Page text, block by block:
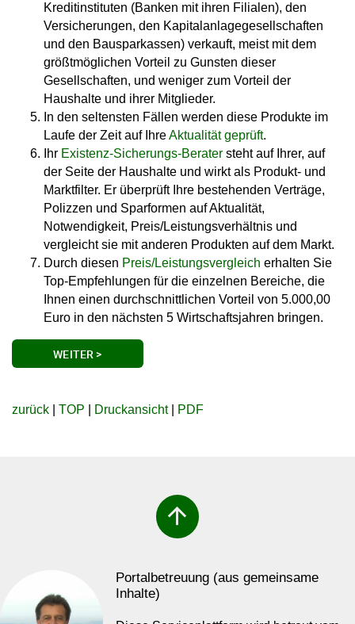
Kreditinstituten (Banken mit ihren Filialen), den
Versicherungen, den Kapitalanlagegesellschaften
und den Bausparkassen) verkauft, meist mit dem
größtmöglichen Vorteil zu Gunsten dieser
Gesellschaften, und weniger zum Vorteil der
Haushalte und ihrer Mitglieder.
In den seltensten Fällen werden diese Produkte im
Laufe der Zeit auf IhreAktualität geprüft.
Ihr Existenz-Sicherungs-Berater steht auf Ihrer, auf
der Seite der Haushalte und wirkt als Produkt- und
Marktfilter. Er überprüft Ihre bestehenden Verträge,
Polizzen und Sparformen auf Aktualität,
Notwendigkeit, Preis/Leistungsverhältnis und
vergleicht sie mit anderen Produkten auf dem Markt.
Durch diesen Preis/Leistungsvergleich erhalten Sie
Top-Empfehlungen für die einzelnen Bereiche, die
Ihnen einen durchschnittlichen Vorteil von 5.000,00
Euro in den nächsten 5 Wirtschaftsjahren bringen.
WEITER >
zurück TOP Druckansicht| PDF
arrow_upward
Portalbetreuung (aus gemeinsame
Inhalte)